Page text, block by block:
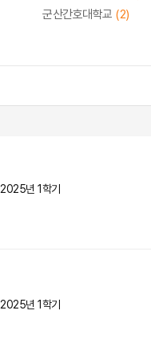
군산간호대학교 (2)
2025년 1학기
2025년 1학기